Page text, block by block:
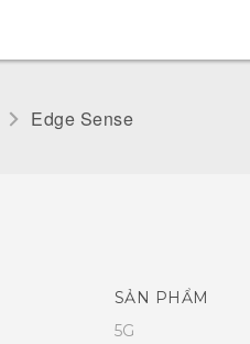
Edge Sense
SẢN PHẨM
5G